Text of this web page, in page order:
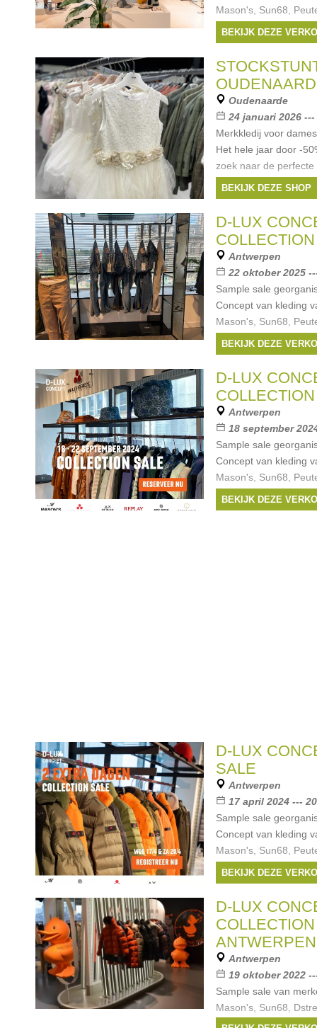
Mason's, Sun68,
Isaora, Alpenhaus,
Kangra.
Merken: Replay,
peuterey , Sun68, ...
BEKIJK DEZE
Oudenaarde
24 januari 2026
Merkkledij voor
Het hele jaar door -
zoek naar de perfecte
lentefeest, groeifeest
je bij Stockstunter
Merken: Guess ,
Riverwoods, Gymp,
BEKIJK DEZE SHOP
D-LUX
Antwerpen
22 oktober 2025
Sample sale
Concept van kleding
Mason's, Sun68,
Mos Mosh Gallery en
Registreren via de
samplesale.com
Merken: Replay ,
peuterey,Sun68, ...
BEKIJK DEZE
D-LUX
Antwerpen
18 september
Sample sale
Concept van kleding
Mason's, Sun68,
Mos Mosh Gallery en
Toegang enkel met
BEKIJK DEZE
D-LUX
SALE
Antwerpen
17 april 2024 ---
Sample sale
Concept van kleding
Mason's, Sun68,
Mos Mosh Gallery,
BELANGRIJK:
Merken: Replay ,
peuterey , Sun68 , ...
BEKIJK DEZE
D-LUX
ANTWERPEN
Antwerpen
19 oktober 2022
Sample sale van
Mason's, Sun68,
Duck en meer.